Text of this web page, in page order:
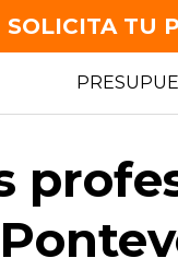
SOLICITA TU